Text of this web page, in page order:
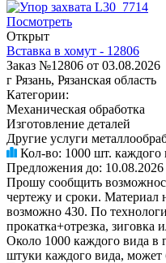
Посмотреть
Открыт
Вставка в хомут - 12806
Заказ №12806 от 03.08.2026
г Рязань, Рязанская область
Категории:
Механическая обработка
Изготовление деталей
Другие услуги
Кол-во: 1000 шт. каждого
Предложения до: 10.08.2026
Прошу сообщить
чертежу и сроки. Материал
возможно 430. По
прокатка+отрезка,
Около 1000 каждого вида в
штуки каждого вида,